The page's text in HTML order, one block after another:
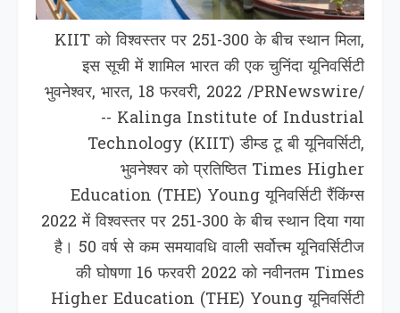
KIIT को विश्वस्तर पर 251-300 के बीच स्थान मिला,
इस सूची में शामिल भारत की एक चुनिंदा यूनिवर्सिटी
भुवनेश्वर, भारत, 18 फरवरी, 2022 /PRNewswire/
-- Kalinga Institute of Industrial
Technology (KIIT) डीम्ड टू बी यूनिवर्सिटी,
भुवनेश्वर को प्रतिष्ठित Times Higher
Education (THE) Young यूनिवर्सिटी रैंकिंग्स
2022 में विश्वस्तर पर 251-300 के बीच स्थान दिया गया
है। 50 वर्ष से कम समयावधि वाली सर्वोत्त्म यूनिवर्सिटीज
की घोषणा 16 फरवरी 2022 को नवीनतम Times
Higher Education (THE) Young यूनिवर्सिटी